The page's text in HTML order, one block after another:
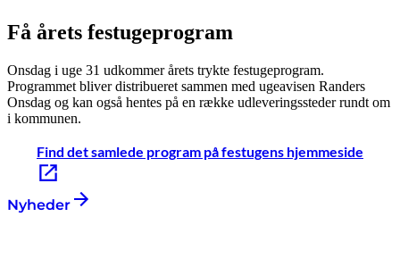
Få årets festugeprogram
Onsdag i uge 31 udkommer årets trykte festugeprogram.
Programmet bliver distribueret sammen med ugeavisen Randers
Onsdag og kan også hentes på en række udleveringssteder rundt om
i kommunen.
Find det samlede program på festugens hjemmeside
Nyheder